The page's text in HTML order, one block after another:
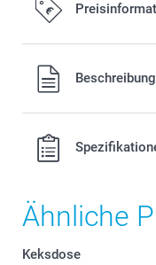
Alle Preise verstehen
Versandkosten.Beschreibung
Ähnliche
Keksdose